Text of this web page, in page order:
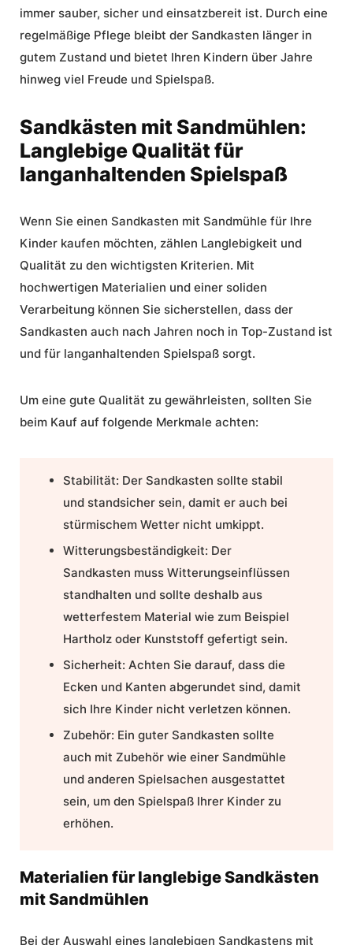
immer sauber, sicher und einsatzbereit ist. Durch eine
regelmäßige Pflege bleibt der Sandkasten länger in
gutem Zustand und bietet Ihren Kindern über Jahre
hinweg viel Freude und Spielspaß.
Sandkästen mit Sandmühlen:
Langlebige Qualität für
langanhaltenden Spielspaß
Wenn Sie einen Sandkasten mit Sandmühle für Ihre
Kinder kaufen möchten, zählen Langlebigkeit und
Qualität zu den wichtigsten Kriterien. Mit
hochwertigen Materialien und einer soliden
Verarbeitung können Sie sicherstellen, dass der
Sandkasten auch nach Jahren noch in Top-Zustand ist
und für langanhaltenden Spielspaß sorgt.
Um eine gute Qualität zu gewährleisten, sollten Sie
beim Kauf auf folgende Merkmale achten:
Stabilität: Der Sandkasten sollte stabil
und standsicher sein, damit er auch bei
stürmischem Wetter nicht umkippt.
Witterungsbeständigkeit: Der
Sandkasten muss Witterungseinflüssen
standhalten und sollte deshalb aus
wetterfestem Material wie zum Beispiel
Hartholz oder Kunststoff gefertigt sein.
Sicherheit: Achten Sie darauf, dass die
Ecken und Kanten abgerundet sind, damit
sich Ihre Kinder nicht verletzen können.
Zubehör: Ein guter Sandkasten sollte
auch mit Zubehör wie einer Sandmühle
und anderen Spielsachen ausgestattet
sein, um den Spielspaß Ihrer Kinder zu
erhöhen.
Materialien für langlebige Sandkästen
mit Sandmühlen
Bei der Auswahl eines langlebigen Sandkastens mit